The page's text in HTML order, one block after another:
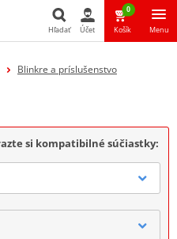
Hľadať
Hľadať Účet
0
Košík Menu
Blinkre a príslušenstvo
si kompatibilné súčiastky: